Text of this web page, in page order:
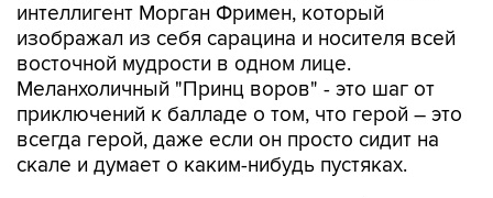
интеллигент Морган Фримен, который
изображал из себя сарацина и носителя всей
восточной мудрости в одном лице.
Меланхоличный "Принц воров" - это шаг от
приключений к балладе о том, что герой – это
всегда герой, даже если он просто сидит на
скале и думает о каким-нибудь пустяках.